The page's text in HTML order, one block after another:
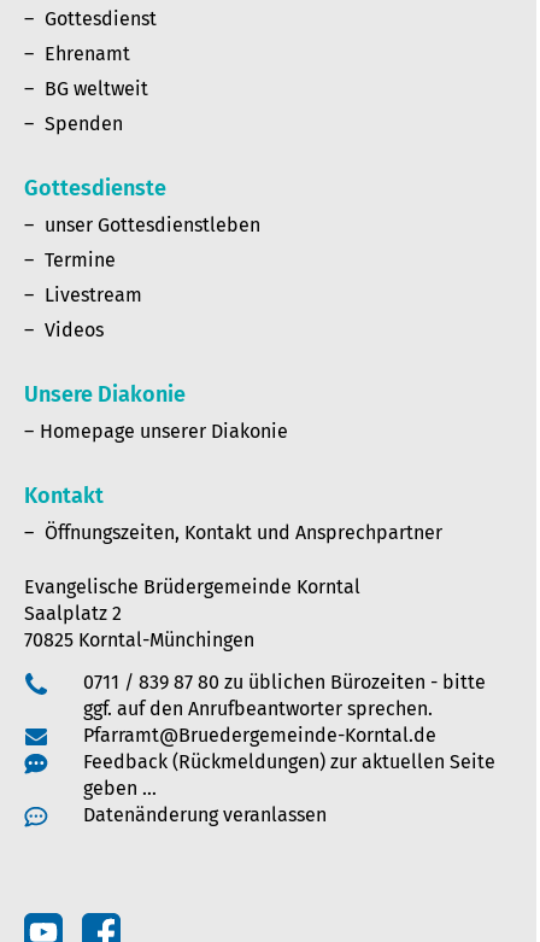
Gottesdienst
Ehrenamt
BG weltweit
Spenden
Gottesdienste
unser Gottesdienstleben
Termine
Livestream
Videos
Unsere Diakonie
Homepage unserer Diakonie
Kontakt
Öffnungszeiten, Kontakt und Ansprechpartner
Evangelische Brüdergemeinde Korntal
Saalplatz 2
70825 Korntal-Münchingen
0711 / 839 87 80 zu üblichen Bürozeiten - bitte
ggf. auf den Anrufbeantworter sprechen.
Pfarramt@Bruedergemeinde-Korntal.de
Feedback (Rückmeldungen) zur aktuellen Seite
geben …
Datenänderung veranlassen